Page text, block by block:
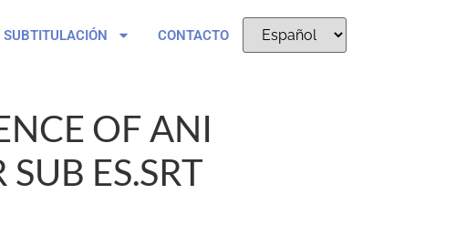
SUBTITULACIÓN CONTACTO
OF ANI
ES.SRT